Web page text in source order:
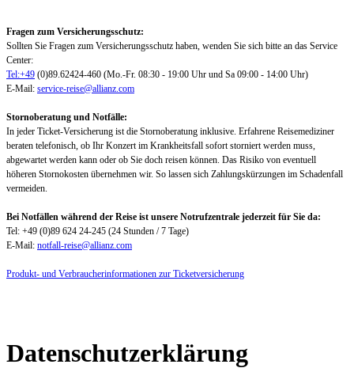
Fragen zum Versicherungsschutz:
Sollten Sie Fragen zum Versicherungsschutz haben, wenden Sie sich bitte an das Service
Center:
Tel:+49 (0)89.62424-460 (Mo.-Fr. 08:30 - 19:00 Uhr und Sa 09:00 - 14:00 Uhr)
E-Mail: service-reise@allianz.com
Stornoberatung und Notfälle:
In jeder Ticket-Versicherung ist die Stornoberatung inklusive. Erfahrene Reisemediziner
beraten telefonisch, ob Ihr Konzert im Krankheitsfall sofort storniert werden muss,
abgewartet werden kann oder ob Sie doch reisen können. Das Risiko von eventuell
höheren Stornokosten übernehmen wir. So lassen sich Zahlungskürzungen im Schadenfall
vermeiden.
Bei Notfällen während der Reise ist unsere Notrufzentrale jederzeit für Sie da:
Tel: +49 (0)89 624 24-245 (24 Stunden / 7 Tage)
E-Mail: notfall-reise@allianz.com
Produkt- und Verbraucherinformationen zur Ticketversicherung
Datenschutzerklärung